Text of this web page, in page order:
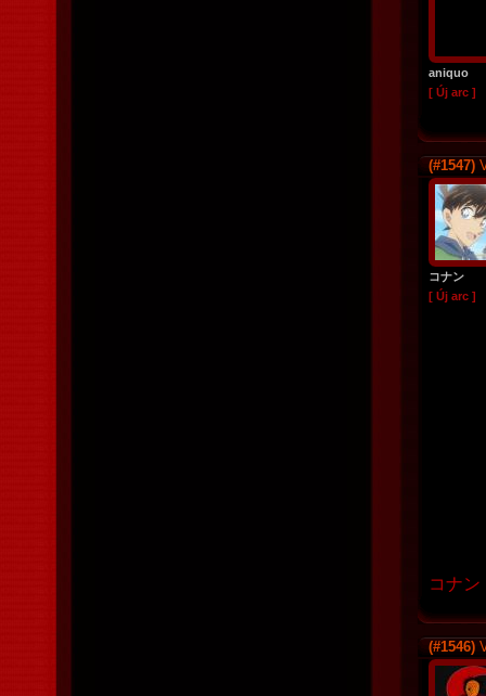
aniquo
[ Új arc ]
(#1547)
コナン
[ Új arc ]
コナン
(#1546)